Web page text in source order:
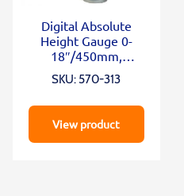
Digital Absolute
Height Gauge 0-
18″/450mm,
Inch/Metric
SKU: 570-313
View product